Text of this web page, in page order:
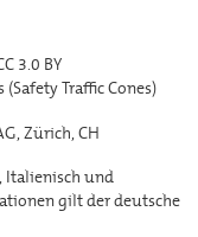
3.0 BY
Traffic Cones)
Zürich, CH
Italienisch und
gilt der deutsche